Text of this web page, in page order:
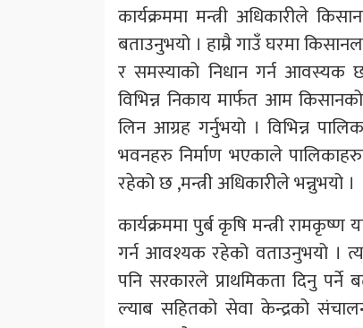
कार्यक्रममा मन्त्री अधिकारीले
बताउनुभयो । हाम्रै गाउँ घरमा
र समस्याको निधान गर्न आवस्यक
विभिन्न निकाय मार्फत आम
लिन आग्रह गर्नुभयो । विभिन्न
भवनहरु निर्माण भएकाले
रहेको छ ,मन्त्री अधिकारीले भन्नुभयो ।
कार्यक्रममा पुर्ब कृषि मन्त्री
गर्न आवश्यक रहेको वताउनुभयो ।
पनि सरकारले प्राथमिकता दिनु
ल्याब सहितको सेवा केन्द्रको